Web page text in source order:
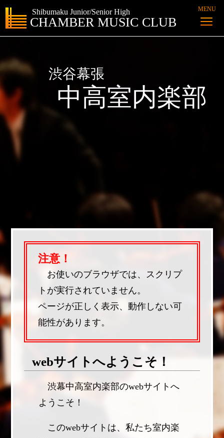
Shibumaku Junior/Senior High
CHAMBER MUSIC CLUB
MENU
トップ 部活動 演奏した曲 準備中
渋谷幕張
中高室内楽部
注意！
お使いのブラウザでは、スクリプ
トが実行されていません。
ページが正しく表示、動作しない可
能性があります。
webサイトへようこそ！
渋幕中高室内楽部のwebサイトへ
ようこそ！
このwebサイトは、私たち室内楽